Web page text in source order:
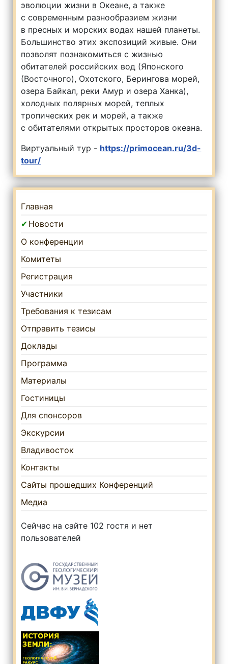
Главная
Новости
О конференции
Комитеты
Регистрация
Участники
Требования к тезисам
Отправить тезисы
Доклады
Программа
Материалы
Гостиницы
Для спонсоров
Экскурсии
Владивосток
Контакты
Сайты прошедших Конференций
Медиа
Сейчас на сайте 102 гостя и нет
пользователей
эволюции жизни в Океане, а также
с современным разнообразием жизни
в пресных и морских водах нашей планеты.
Большинство этих экспозиций живые. Они
позволят познакомиться с жизнью
обитателей российских вод (Японского
(Восточного), Охотского, Берингова морей,
озера Байкал, реки Амур и озера Ханка),
холодных полярных морей, теплых
тропических рек и морей, а также
с обитателями открытых просторов океана.
Виртуальный тур - https://primocean.ru/3d-
tour/